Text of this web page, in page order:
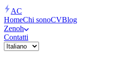
AC
HomeChi sonoCVBlog
Zenoh
Contatti